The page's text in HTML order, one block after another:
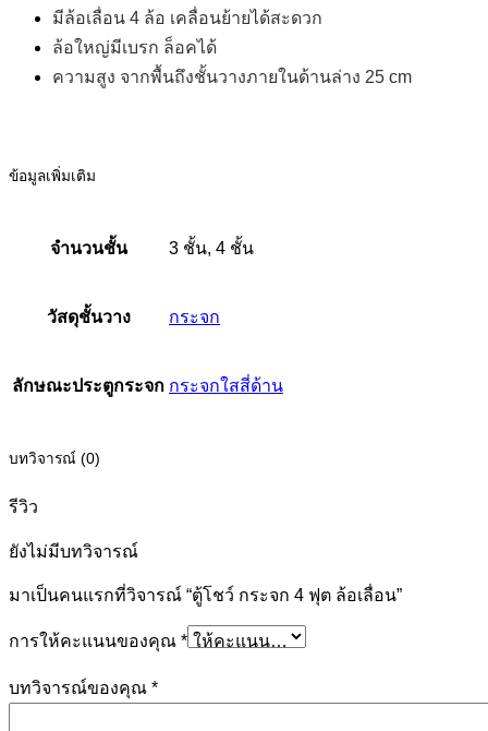
มีล้อเลื่อน 4 ล้อ เคลื่อนย้ายได้สะดวก
ล้อใหญ่มีเบรก ล็อคได้
ความสูง จากพื้นถึงชั้นวางภายในด้านล่าง 25 cm
ข้อมูลเพิ่มเติม
จำนวนชั้น 3 ชั้น, 4 ชั้น
วัสดุชั้นวาง กระจก
ลักษณะประตูกระจก กระจกใสสี่ด้าน
บทวิจารณ์ (0)
รีวิว
ยังไม่มีบทวิจารณ์
มาเป็นคนแรกที่วิจารณ์ “ตู้โชว์ กระจก 4 ฟุต ล้อเลื่อน”
การให้คะแนนของคุณ *
บทวิจารณ์ของคุณ *